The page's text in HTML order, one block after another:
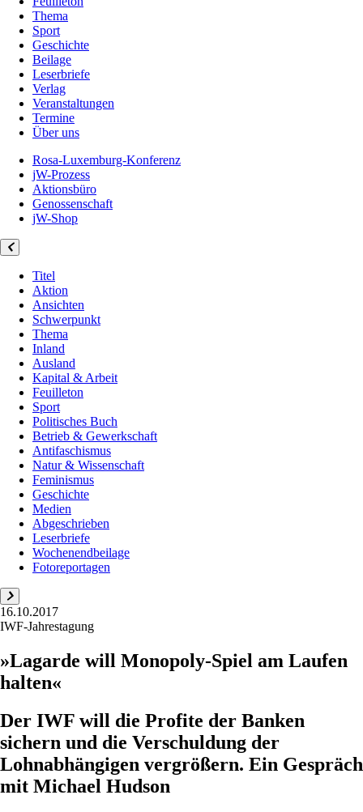
Thema
Sport
Geschichte
Beilage
Leserbriefe
Verlag
Veranstaltungen
Termine
Über uns
Rosa-Luxemburg-Konferenz
jW-Prozess
Aktionsbüro
Genossenschaft
jW-Shop
Titel
Aktion
Ansichten
Schwerpunkt
Thema
Inland
Ausland
Kapital & Arbeit
Feuilleton
Sport
Politisches Buch
Betrieb & Gewerkschaft
Antifaschismus
Natur & Wissenschaft
Feminismus
Geschichte
Medien
Abgeschrieben
Leserbriefe
Wochenendbeilage
Fotoreportagen
16.10.2017
IWF-Jahrestagung
»Lagarde will Monopoly-Spiel am Laufen
halten«
Der IWF will die Profite der Banken
sichern und die Verschuldung der
Lohnabhängigen vergrößern. Ein Gespräch
mit Michael Hudson